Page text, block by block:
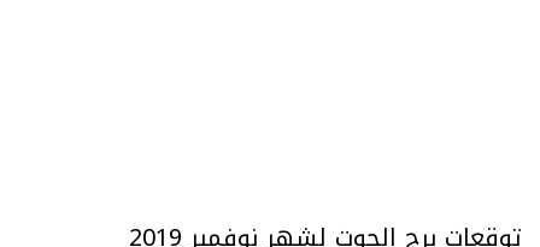
توقعات برج الحوت لشهر نوفمبر 2019